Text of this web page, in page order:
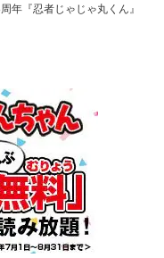
年『忍者じゃじゃ丸くん』